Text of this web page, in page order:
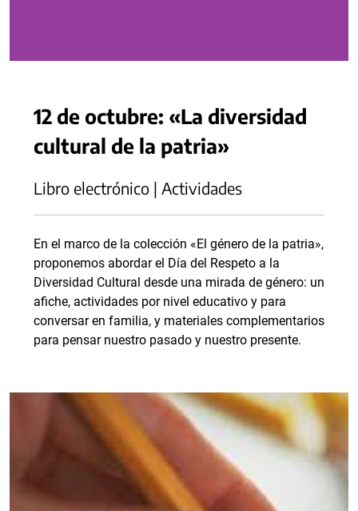
12 de octubre: «La diversidad
cultural de la patria»
Libro electrónico | Actividades
En el marco de la colección «El género de la patria»,
proponemos abordar el Día del Respeto a la
Diversidad Cultural desde una mirada de género: un
afiche, actividades por nivel educativo y para
conversar en familia, y materiales complementarios
para pensar nuestro pasado y nuestro presente.